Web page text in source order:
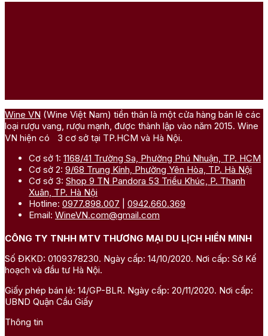
Wine VN (Wine Việt Nam) tiền thân là một cửa hàng bán lẻ các
loại rượu vang, rượu mạnh, được thành lập vào năm 2015. Wine
VN hiện có 3 cơ sở tại TP.HCM và Hà Nội.
Cơ sở 1: 1168/41 Trường Sa, Phường Phú Nhuận, TP. HCM
Cơ sở 2: 9/68 Trung Kính, Phường Yên Hòa, TP. Hà Nội
Cơ sở 3: Shop 9 TN Pandora 53 Triều Khúc, P. Thanh
Xuân, TP. Hà Nội
Hotline: 0977.898.007
0942.660.369
Email: WineVN.com@gmail.com
CÔNG TY TNHH MTV THƯƠNG MẠI DU LỊCH HIỀN MINH
Số ĐKKD: 0109378230. Ngày cấp: 14/10/2020. Nơi cấp: Sở Kế
hoạch và đầu tư Hà Nội.
Giấy phép bán lẻ: 14/GP-BLR. Ngày cấp: 20/11/2020. Nơi cấp:
UBND Quận Cầu Giấy
Thông tin